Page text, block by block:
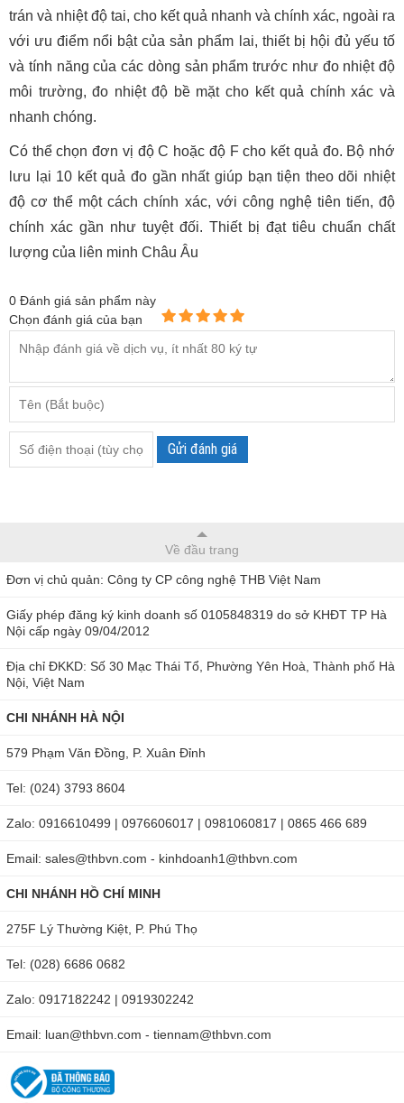
trán và nhiệt độ tai, cho kết quả nhanh và chính xác, ngoài ra
với ưu điểm nổi bật của sản phẩm lai, thiết bị hội đủ yếu tố
và tính năng của các dòng sản phẩm trước như đo nhiệt độ
môi trường, đo nhiệt độ bề mặt cho kết quả chính xác và
nhanh chóng.
Có thể chọn đơn vị độ C hoặc độ F cho kết quả đo. Bộ nhớ
lưu lại 10 kết quả đo gần nhất giúp bạn tiện theo dõi nhiệt
độ cơ thể một cách chính xác, với công nghệ tiên tiến, độ
chính xác gần như tuyệt đối. Thiết bị đạt tiêu chuẩn chất
lượng của liên minh Châu Âu
0 Đánh giá sản phẩm này
Chọn đánh giá của bạn
Gửi đánh giá
Về đầu trang
Đơn vị chủ quản: Công ty CP công nghệ THB Việt Nam
Giấy phép đăng ký kinh doanh số 0105848319 do sở KHĐT TP Hà
Nội cấp ngày 09/04/2012
Địa chỉ ĐKKD: Số 30 Mạc Thái Tổ, Phường Yên Hoà, Thành phố Hà
Nội, Việt Nam
CHI NHÁNH HÀ NỘI
579 Phạm Văn Đồng, P. Xuân Đỉnh
Tel: (024) 3793 8604
Zalo: 0916610499 | 0976606017 | 0981060817 | 0865 466 689
Email: sales@thbvn.com - kinhdoanh1@thbvn.com
CHI NHÁNH HỒ CHÍ MINH
275F Lý Thường Kiệt, P. Phú Thọ
Tel: (028) 6686 0682
Zalo: 0917182242 | 0919302242
Email: luan@thbvn.com - tiennam@thbvn.com